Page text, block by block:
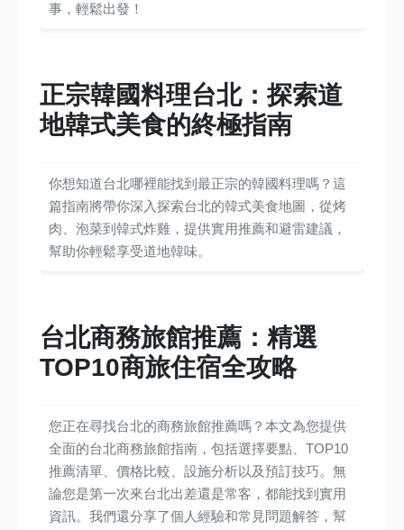
事，輕鬆出發！
正宗韓國料理台北：探索道
地韓式美食的終極指南
你想知道台北哪裡能找到最正宗的韓國料理嗎？這
篇指南將帶你深入探索台北的韓式美食地圖，從烤
肉、泡菜到韓式炸雞，提供實用推薦和避雷建議，
幫助你輕鬆享受道地韓味。
台北商務旅館推薦：精選
TOP10商旅住宿全攻略
您正在尋找台北的商務旅館推薦嗎？本文為您提供
全面的台北商務旅館指南，包括選擇要點、TOP10
推薦清單、價格比較、設施分析以及預訂技巧。無
論您是第一次來台北出差還是常客，都能找到實用
資訊。我們還分享了個人經驗和常見問題解答，幫